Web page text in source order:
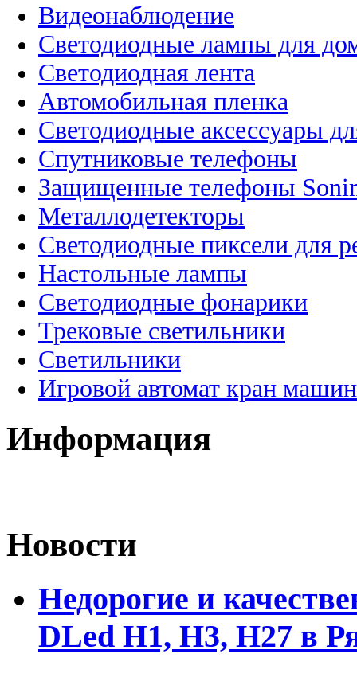
Видеонаблюдение
Светодиодные лампы для
Светодиодная лента
Автомобильная пленка
Светодиодные аксессуары
Спутниковые телефоны
Защищенные телефоны
Металлодетекторы
Светодиодные пиксели для
Настольные лампы
Светодиодные фонарики
Трековые светильники
Светильники
Игровой автомат кран
Информация
Новости
Недорогие и
DLed Н1, Н3, Н27 в